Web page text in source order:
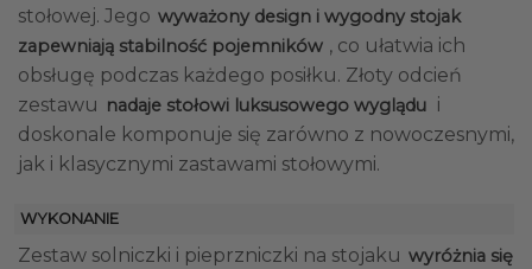
stołowej. Jego wyważony design i wygodny stojak
zapewniają stabilność pojemników , co ułatwia ich
obsługę podczas każdego posiłku. Złoty odcień
zestawu nadaje stołowi luksusowego wyglądu i
doskonale komponuje się zarówno z nowoczesnymi,
jak i klasycznymi zastawami stołowymi.
WYKONANIE
Zestaw solniczki i pieprzniczki na stojaku wyróżnia się